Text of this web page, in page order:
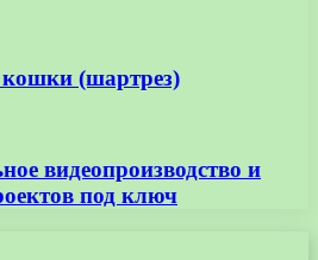
кошки (шартрез)
видеопроизводство и
под ключ